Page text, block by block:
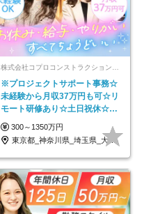
※プロジェクトサポート事務☆
未経験から月収37万円も可☆リ
モート研修あり☆土日祝休☆20
代～30代活躍/b
300～1350万円
東京都_神奈川県_埼玉県_大阪府_愛知県…